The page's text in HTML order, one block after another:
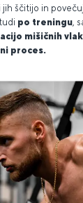
ščitijo in
po treningu ,
mišičnih
proces.